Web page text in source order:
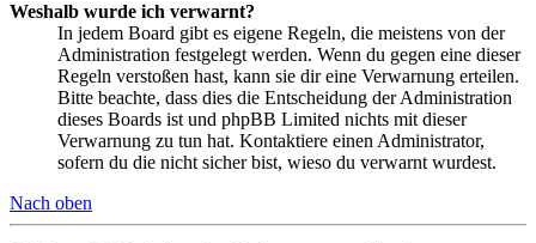
Weshalb wurde ich verwarnt?
In jedem Board gibt es eigene Regeln, die meistens von der
Administration festgelegt werden. Wenn du gegen eine dieser
Regeln verstoßen hast, kann sie dir eine Verwarnung erteilen.
Bitte beachte, dass dies die Entscheidung der Administration
dieses Boards ist und phpBB Limited nichts mit dieser
Verwarnung zu tun hat. Kontaktiere einen Administrator,
sofern du die nicht sicher bist, wieso du verwarnt wurdest.
Nach oben